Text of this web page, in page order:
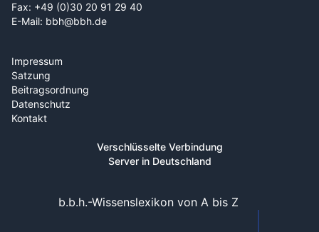
Fax: +49 (0)30 20 91 29 40
E-Mail: bbh@bbh.de
Impressum
Satzung
Beitragsordnung
Datenschutz
Kontakt
Verschlüsselte Verbindung
Server in Deutschland
b.b.h.-Wissenslexikon von A bis Z